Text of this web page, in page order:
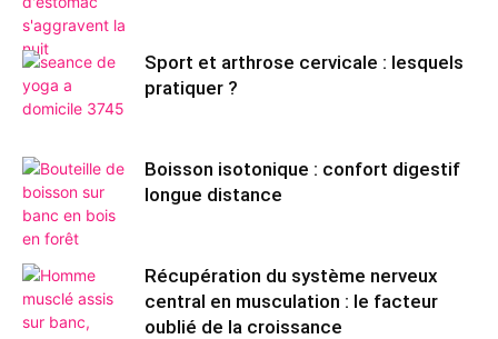
Sport et arthrose cervicale : lesquels
pratiquer ?
Boisson isotonique : confort digestif
longue distance
Récupération du système nerveux
central en musculation : le facteur
oublié de la croissance